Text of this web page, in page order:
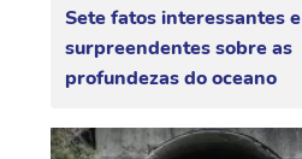
Sete fatos interessantes e
surpreendentes sobre as
profundezas do oceano